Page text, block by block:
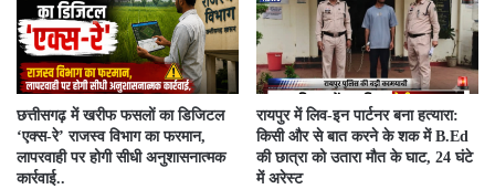
​छत्तीसगढ़ में खरीफ फसलों का डिजिटल
‘एक्स-रे’ राजस्व विभाग का फरमान,
लापरवाही पर होगी सीधी अनुशासनात्मक
कार्रवाई..
रायपुर में लिव-इन पार्टनर बना हत्यारा:
किसी और से बात करने के शक में B.Ed
की छात्रा को उतारा मौत के घाट, 24 घंटे
में अरेस्ट